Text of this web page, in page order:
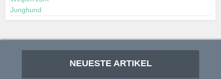
NEUESTE ARTIKEL